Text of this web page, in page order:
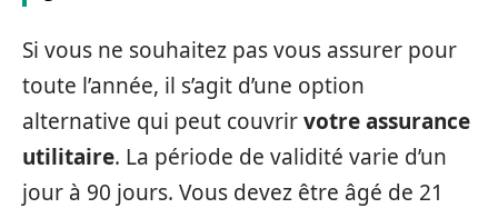
Si vous ne souhaitez pas vous assurer pour
toute l’année, il s’agit d’une option
alternative qui peut couvrirvotre assurance
utilitaire. La période de validité varie d’un
jour à 90 jours. Vous devez être âgé de 21